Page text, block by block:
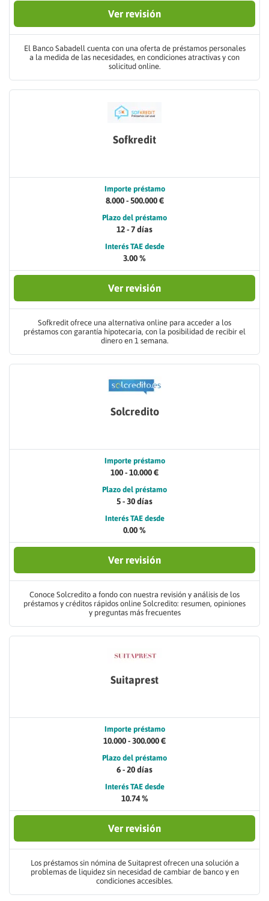
Ver revisión
El Banco Sabadell cuenta con una oferta de préstamos personales
a la medida de las necesidades, en condiciones atractivas y con
solicitud online.
Sofkredit
Importe préstamo
8.000 - 500.000 €
Plazo del préstamo
12 - 7 días
Interés TAE desde
3.00 %
Ver revisión
Sofkredit ofrece una alternativa online para acceder a los
préstamos con garantía hipotecaria, con la posibilidad de recibir el
dinero en 1 semana.
Solcredito
Importe préstamo
100 - 10.000 €
Plazo del préstamo
5 - 30 días
Interés TAE desde
0.00 %
Ver revisión
Conoce Solcredito a fondo con nuestra revisión y análisis de los
préstamos y créditos rápidos online Solcredito: resumen, opiniones
y preguntas más frecuentes
Suitaprest
Importe préstamo
10.000 - 300.000 €
Plazo del préstamo
6 - 20 días
Interés TAE desde
10.74 %
Ver revisión
Los préstamos sin nómina de Suitaprest ofrecen una solución a
problemas de liquidez sin necesidad de cambiar de banco y en
condiciones accesibles.